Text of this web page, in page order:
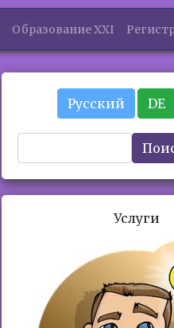
Образование XXI
Русский DE
Услуги